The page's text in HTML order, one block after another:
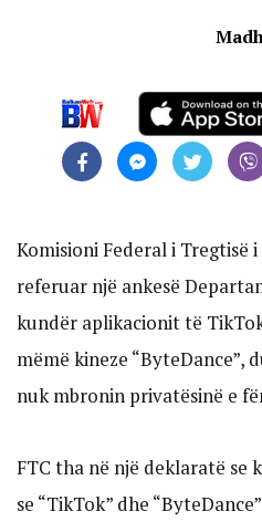
Komisioni Federal i Tregtisë i
referuar një ankesë
kundër aplikacionit të
mëmë kineze “ByteDance”,
nuk mbronin privatësinë e
FTC tha në një deklaratë se
se “TikTok” dhe